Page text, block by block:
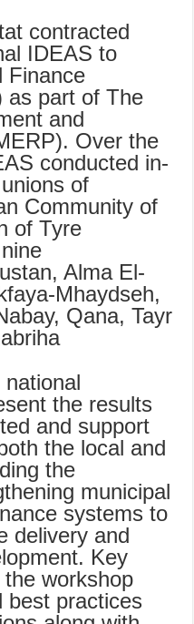
contracted
IDEAS to
Finance
as part of The
and
Over the
conducted in-
of
Community of
of Tyre
Alma El-
Mhaydseh,
Qana, Tayr
the results
and support
the local and
the
municipal
systems to
delivery and
Key
workshop
best practices